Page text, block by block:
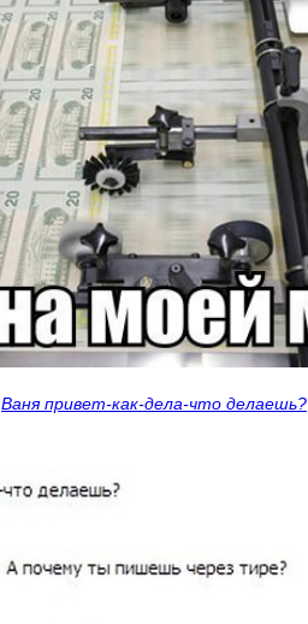
Ваня привет-как-дела-что делаешь?